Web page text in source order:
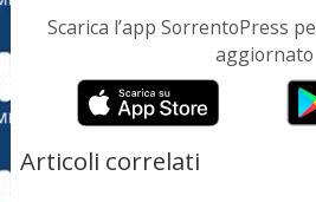
Scarica l’app SorrentoPress
aggiornato
Articoli correlati